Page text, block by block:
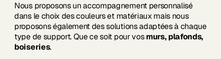
Nous proposons un accompagnement personnalisé
dans le choix des couleurs et matériaux mais nous
proposons également des solutions adaptées à chaque
type de support. Que ce soit pour vosmurs, plafonds,
boiseries.